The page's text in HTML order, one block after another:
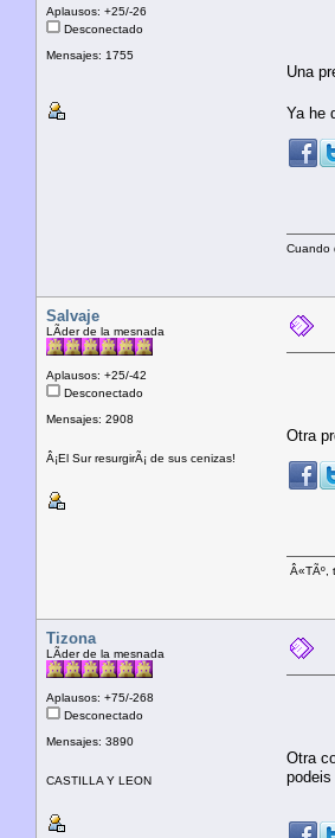
Aplausos: +25/-26
Desconectado
Mensajes: 1755
Una
Ya he
Cuando
Salvaje
LÃ­der de la mesnada
Aplausos: +25/-42
Desconectado
Mensajes: 2908
Â¡El Sur resurgirÃ¡ de sus cenizas!
Otra
Â«TÃº,
Tizona
LÃ­der de la mesnada
Aplausos: +75/-268
Desconectado
Mensajes: 3890
CASTILLA Y LEON
Otra
podeis